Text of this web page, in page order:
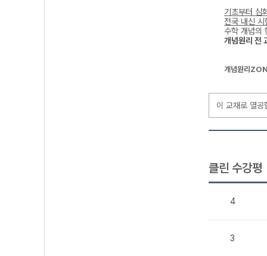
기초부터 심
전국 내신 시
수학 개념의
개념원리 전
개념원리
이 교재로 열
클린 수강평
4
3